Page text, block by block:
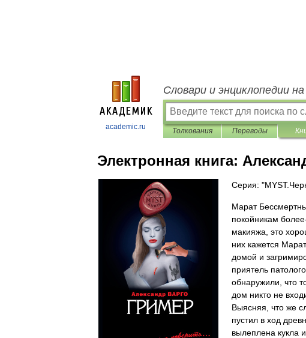
academic.ru
Словари и энциклопедии
Толкования Переводы
Электронная книга:
Серия:
Марат
покойникам
макияжа, это
них кажется
домой и
приятель
обнаружили, что
дом никто не
Выясняя, что же
пустил в ход
вылеплена кукла